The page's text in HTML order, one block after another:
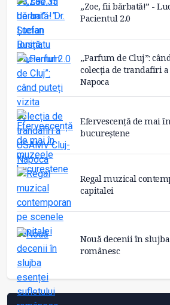
„Zoe, fii bărbată!” -
Pacientul 2.0
„Parfum de Cluj”:
colecția de trandafiri a
Napoca
Efervescență de mai
bucureștene
Regal muzical
capitalei
Nouă decenii în
românesc